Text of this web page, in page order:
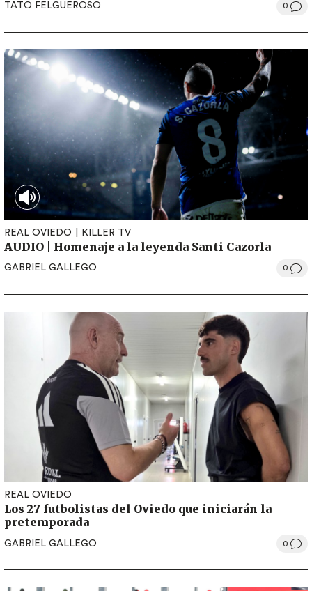
TATO FELGUEROSO 0
REAL OVIEDO KILLER TV
AUDIO | Homenaje a la leyenda Santi Cazorla
GABRIEL GALLEGO 0
REAL OVIEDO
Los 27 futbolistas del Oviedo que iniciarán la
pretemporada
GABRIEL GALLEGO 0